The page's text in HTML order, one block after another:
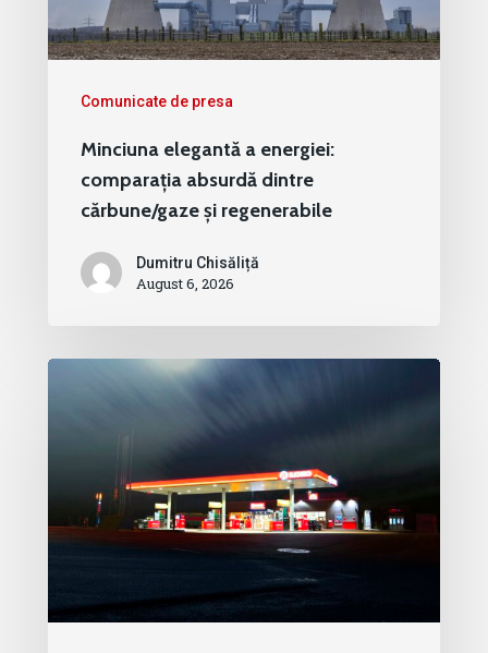
Comunicate de presa
Minciuna elegantă a energiei:
comparația absurdă dintre
cărbune/gaze și regenerabile
Dumitru Chisăliță
August 6, 2026